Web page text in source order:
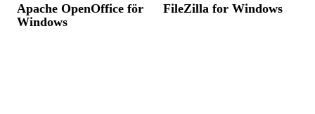
Apache OpenOffice för
Windows
FileZilla for Windows